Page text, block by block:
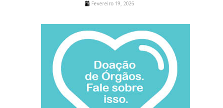
Fevereiro 19, 2026